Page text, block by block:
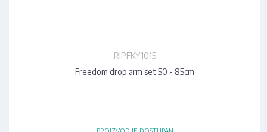
RIPFKY1015
Freedom drop arm set 50 - 85cm